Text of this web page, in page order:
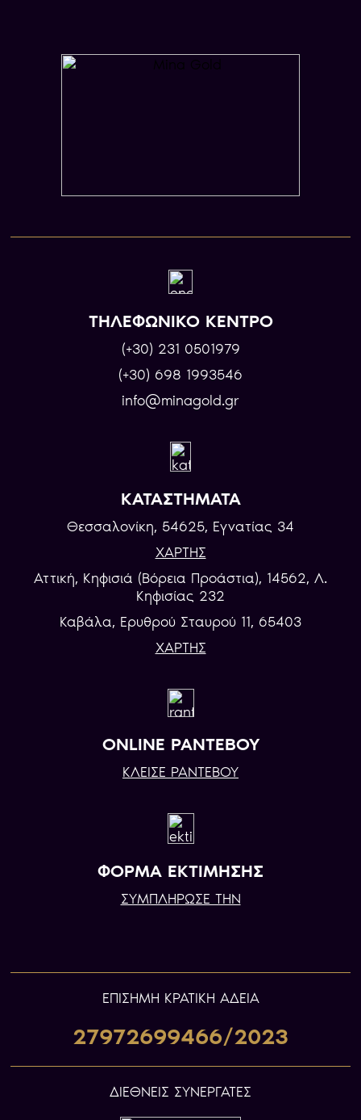
ΤΗΛΕΦΩΝΙΚΟ ΚΕΝΤΡΟ
(+30) 231 0501979
(+30) 698 1993546
info@minagold.gr
ΚΑΤΑΣΤΗΜΑΤΑ
Θεσσαλονίκη, 54625, Εγνατίας 34
ΧΑΡΤΗΣ
Αττική, Κηφισιά (Βόρεια Προάστια), 14562, Λ.
Κηφισίας 232
Καβάλα, Eρυθρού Σταυρού 11, 65403
ΧΑΡΤΗΣ
ONLINE ΡΑΝΤΕΒΟΥ
ΚΛΕΙΣΕ ΡΑΝΤΕΒΟΥ
ΦΟΡΜΑ ΕΚΤΙΜΗΣΗΣ
ΣΥΜΠΛΗΡΩΣΕ ΤΗΝ
ΕΠIΣΗΜΗ ΚΡΑΤΙΚΗ ΑΔΕΙΑ
27972699466/2023
ΔΙΕΘΝΕΙΣ ΣΥΝΕΡΓΑΤΕΣ